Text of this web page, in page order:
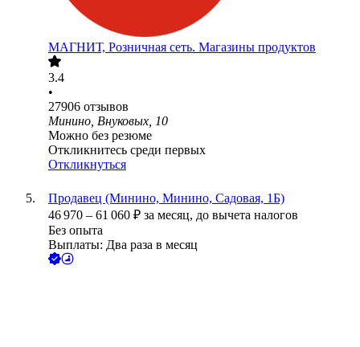
МАГНИТ, Розничная сеть. Магазины продуктов
3.4
•
27906 отзывов
Минино, Внуковых, 10
Можно без резюме
Откликнитесь среди первых
Откликнуться
Продавец (Минино, Минино, Садовая, 1Б)
46 970 – 61 060 ₽ за месяц, до вычета налогов
Без опыта
Выплаты: Два раза в месяц